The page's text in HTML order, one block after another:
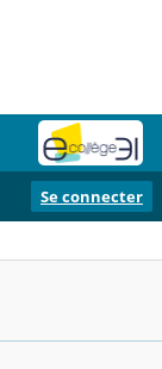
Se connecter